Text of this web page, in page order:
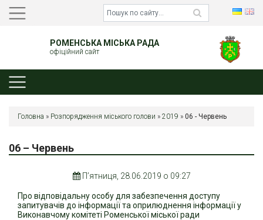
РОМЕНСЬКА МІСЬКА РАДА
офіційний сайт
Головна » Розпорядження міського голови » 2019 » 06 - Червень
06 – Червень
П’ятниця, 28.06.2019 о 09:27
Про відповідальну особу для забезпечення доступу
запитувачів до інформації та оприлюднення інформації у
Виконавчому комітеті Роменської міської ради